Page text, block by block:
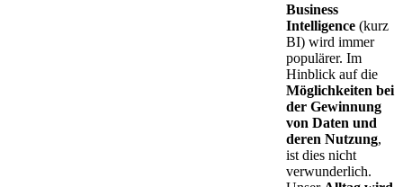
Business
Intelligence (kurz
BI) wird immer
populärer. Im
Hinblick auf die
Möglichkeiten bei
der Gewinnung
von Daten und
deren Nutzung,
ist dies nicht
verwunderlich.